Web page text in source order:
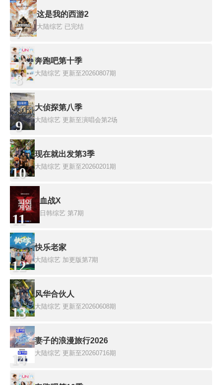
7
这是我的西游2
大陆综艺 已完结
8
奔跑吧第十季
大陆综艺 更新至20260807期
9
大侦探第八季
大陆综艺 更新至演唱会第2场
10
现在就出发第3季
大陆综艺 更新至20260201期
11
血战X
日韩综艺 第7期
12
快乐老家
大陆综艺 加更版第7期
13
风华合伙人
大陆综艺 更新至20260608期
14
妻子的浪漫旅行2026
大陆综艺 更新至20260716期